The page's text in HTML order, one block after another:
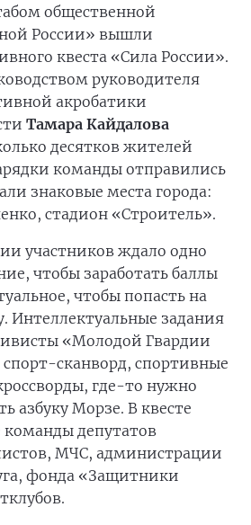
общественной
России» вышли
квеста «Сила России».
руководителя
акробатики
Тамара Кайдалова
десятков жителей
команды отправились
знаковые места города:
стадион «Строитель».
участников ждало одно
чтобы заработать баллы
чтобы попасть на
Интеллектуальные задания
«Молодой Гвардии
сканворд, спортивные
где-то нужно
азбуку Морзе. В квесте
депутатов
МЧС, администрации
фонда «Защитники